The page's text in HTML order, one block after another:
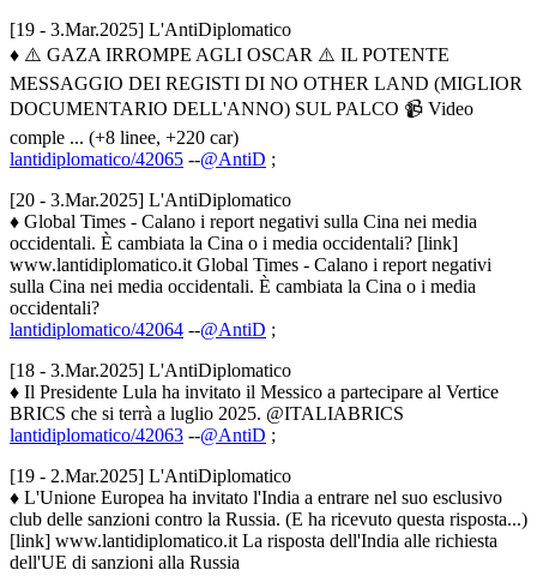
[19 - 3.Mar.2025] L'AntiDiplomatico
♦ ⚠️ GAZA IRROMPE AGLI OSCAR ⚠️ IL POTENTE
MESSAGGIO DEI REGISTI DI NO OTHER LAND (MIGLIOR
DOCUMENTARIO DELL'ANNO) SUL PALCO 📹 Video
comple ... (+8 linee, +220 car)
lantidiplomatico/42065 --@AntiD ;
[20 - 3.Mar.2025] L'AntiDiplomatico
♦ Global Times - Calano i report negativi sulla Cina nei media
occidentali. È cambiata la Cina o i media occidentali? [link]
www.lantidiplomatico.it Global Times - Calano i report negativi
sulla Cina nei media occidentali. È cambiata la Cina o i media
occidentali?
lantidiplomatico/42064 --@AntiD ;
[18 - 3.Mar.2025] L'AntiDiplomatico
♦ Il Presidente Lula ha invitato il Messico a partecipare al Vertice
BRICS che si terrà a luglio 2025. @ITALIABRICS
lantidiplomatico/42063 --@AntiD ;
[19 - 2.Mar.2025] L'AntiDiplomatico
♦ L'Unione Europea ha invitato l'India a entrare nel suo esclusivo
club delle sanzioni contro la Russia. (E ha ricevuto questa risposta...)
[link] www.lantidiplomatico.it La risposta dell'India alle richiesta
dell'UE di sanzioni alla Russia